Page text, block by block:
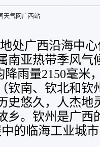
天气网广西站
广西沿海中心
南亚热带季风气
雨量2150毫米
钦南、钦北和钦
史悠久，人杰地
乡。钦州是广西
的临海工业城